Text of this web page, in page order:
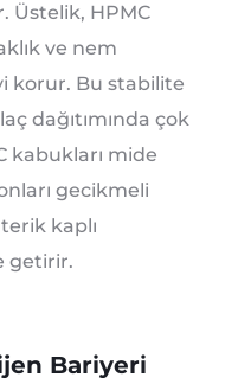
Üstelik, HPMC
ve nem
korur. Bu stabilite
dağıtımında çok
kabukları mide
gecikmeli
kaplı
getirir.
Bariyeri